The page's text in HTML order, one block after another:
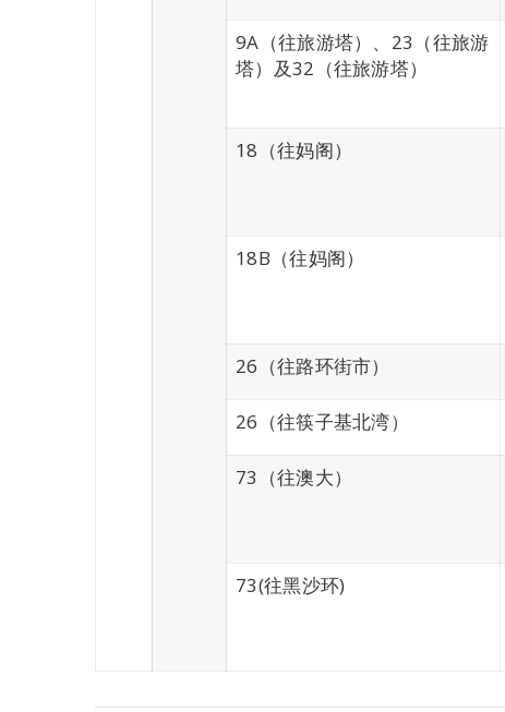
9A（往旅游塔）、23（往旅游
塔）及32（往旅游塔）
18（往妈阁）
18B（往妈阁）
26（往路环街市）
26（往筷子基北湾）
73（往澳大）
73(往黑沙环)